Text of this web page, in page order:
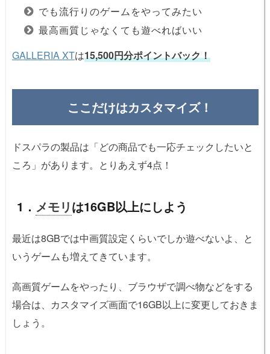
でも流行りのゲームをやってみたい
最高画質じゃなくても遊べればいい
GALLERIA XTは15,500円分ポイントバック！
ここだけはカスタマイズ！
ドスパラの製品は「どの商品でも一応チェックしたいと
ころ」があります。とりあえず4点！
1． メモリは16GB以上にしよう
最近は8GBでは中画質設定くらいでしか遊べないよ、と
いうゲームも増えてきています。
高画質ゲームをやったり、ブラウザで調べ物などをする
場合は、カスタマイズ画面で16GB以上に変更しておきま
しょう。